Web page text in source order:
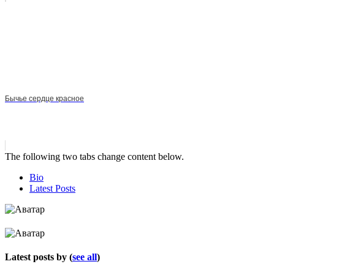
Бычье сердце красное
The following two tabs change content below.
Bio
Latest Posts
Latest posts by (see all)